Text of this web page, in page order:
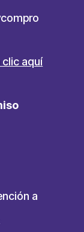
clic aquí
a